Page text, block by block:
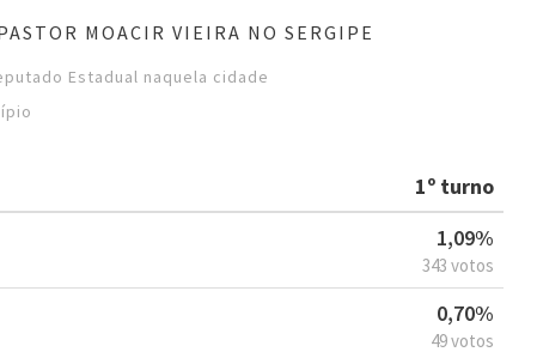
MOACIR VIEIRA NO SERGIPE
Estadual naquela cidade
1º turno
1,09%
343 votos
0,70%
49 votos